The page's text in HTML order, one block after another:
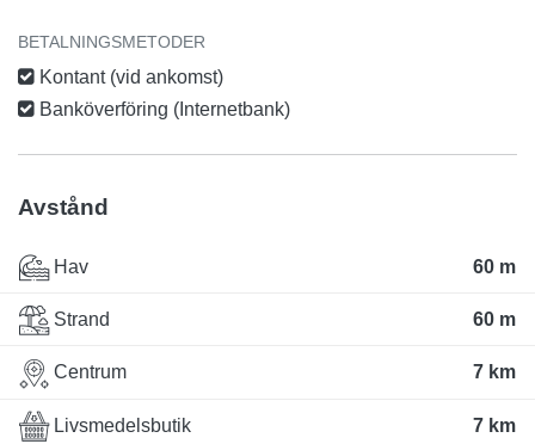
BETALNINGSMETODER
Kontant (vid ankomst)
Banköverföring (Internetbank)
Avstånd
Hav 60 m
Strand 60 m
Centrum 7 km
Livsmedelsbutik 7 km